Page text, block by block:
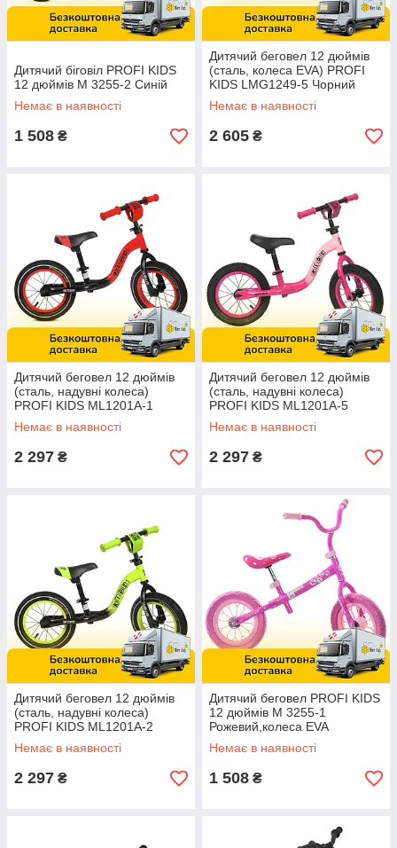
Дитячий біговіл PROFI KIDS
12 дюймів M 3255-2 Синій
Немає в наявності
1 508 ₴
Дитячий беговел 12 дюймів
(сталь, колеса EVA) PROFI
KIDS LMG1249-5 Чорний
Немає в наявності
2 605 ₴
Дитячий беговел 12 дюймів
(сталь, надувні колеса)
PROFI KIDS ML1201A-1
Червоний
Немає в наявності
2 297 ₴
Дитячий беговел 12 дюймів
(сталь, надувні колеса)
PROFI KIDS ML1201A-5
Рожевий
Немає в наявності
2 297 ₴
Дитячий беговел 12 дюймів
(сталь, надувні колеса)
PROFI KIDS ML1201A-2
Салатовий
Немає в наявності
2 297 ₴
Дитячий беговел PROFI KIDS
12 дюймів M 3255-1
Рожевий,колеса EVA
Немає в наявності
1 508 ₴